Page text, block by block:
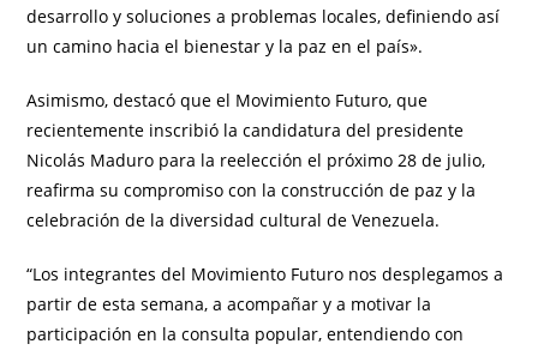
desarrollo y soluciones a problemas locales, definiendo así
un camino hacia el bienestar y la paz en el país».
Asimismo, destacó que el Movimiento Futuro, que
recientemente inscribió la candidatura del presidente
Nicolás Maduro para la reelección el próximo 28 de julio,
reafirma su compromiso con la construcción de paz y la
celebración de la diversidad cultural de Venezuela.
“Los integrantes del Movimiento Futuro nos desplegamos a
partir de esta semana, a acompañar y a motivar la
participación en la consulta popular, entendiendo con